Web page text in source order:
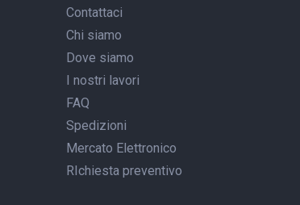
Contattaci
Chi siamo
Dove siamo
I nostri lavori
FAQ
Spedizioni
Mercato Elettronico
RIchiesta preventivo